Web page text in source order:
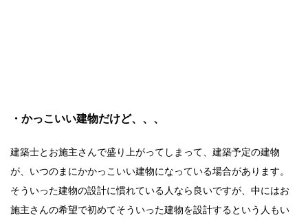
・かっこいい建物だけど、、、
建築士とお施主さんで盛り上がってしまって、建築予定の建物
が、いつのまにかかっこいい建物になっている場合があります。
そういった建物の設計に慣れている人なら良いですが、中にはお
施主さんの希望で初めてそういった建物を設計するという人もい